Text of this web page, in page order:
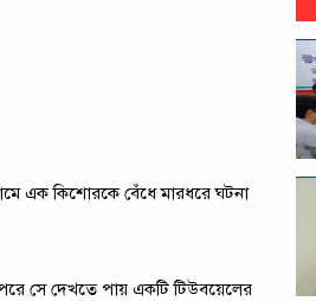
এক কিশোরকে বেঁধে মারধরে ঘটনা
সে দেখতে পায় একটি টিউবয়েলের